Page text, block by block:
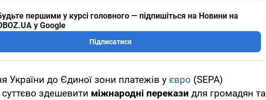
першими у курсі головного — підпишіться на Новини на
у Google
Підписатися
України до Єдиної зони платежів у євро (SEPA)
здешевити міжнародні перекази для громадян та